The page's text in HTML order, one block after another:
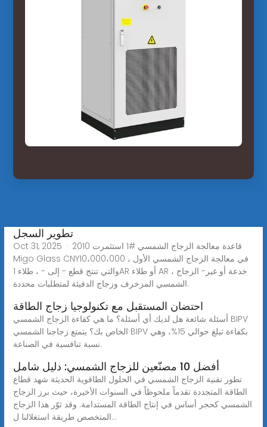
تطوير السجل
Oct 31, 2025 · 2010 قاعدة معالجة الزجاج الشمسي #1 استثمرت
Migo Glass CNY10،000،000 في معالجة الزجاج الشمسي الأول ،
والتي تنتج قطع - إلى - ، طلاء 1AR أو طلاء AR ، خدعة أو غير- الزجاج
الشمسي المزخرف وزجاج الدفيئة لمتطلبات محددة.
احتضان المستقبل مع تكنولوجيا زجاج الطاقة
أسئلة شائعة هل لديك أي أسئلة؟ ما هي كفاءة الزجاج الشمسي BIPV
الخاص بك؟ يتمتع زجاجنا الشمسي BIPV بكفاءة تبلغ حوالي 15%، وهي
نسبة تنافسية في الصناعة.
أفضل 10 مصنّعين للزجاج الشمسي: دليل شامل
تطور تقنية الزجاج الشمسي في الحلول الطاقوية الحديثة شهد قطاع
الطاقة المتجددة تقدماً ملحوظاً في السنوات الأخيرة، حيث برز الزجاج
الشمسي كحجر أساس في إنتاج الطاقة المستدامة. وقد ثوّر هذا الزجاج
المتخصص طريقة استغلالنا ل...